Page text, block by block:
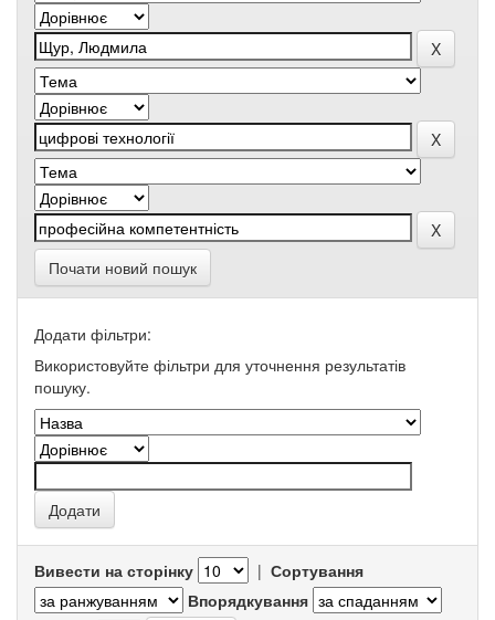
Почати новий пошук
Додати фільтри:
Використовуйте фільтри для уточнення результатів
пошуку.
Вивести на сторінку | Сортування
Впорядкування